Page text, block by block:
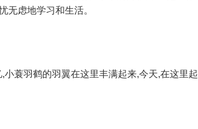
无虑地学习和生活。
蓑羽鹤的羽翼在这里丰满起来,今天,在这里起